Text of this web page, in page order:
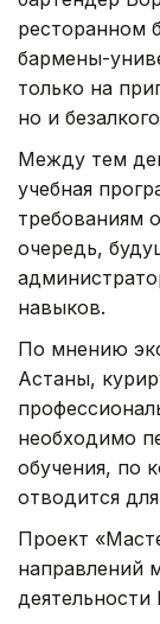
ресторанном
бармены-
только на
но и
Между тем
учебная
требованиям
очередь,
навыков.
По мнению
Астаны,
необходимо
обучения, по
отводится
Проект
направлений